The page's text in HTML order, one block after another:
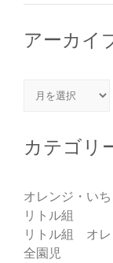
アーカイ
アーカイブ
カテゴリ
オレンジ・い
リトル組
リトル組 オレ
全園児